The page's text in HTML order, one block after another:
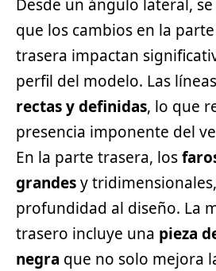
Desde un ángulo lateral,
que los cambios en la
trasera impactan
perfil del modelo. Las
rectas y definidas, lo que
presencia imponente del
En la parte trasera, los
grandesy
profundidad al diseño. La
trasero incluye una pieza
negra que no solo mejora